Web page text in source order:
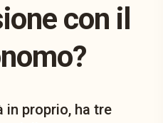
con il
in proprio, ha tre